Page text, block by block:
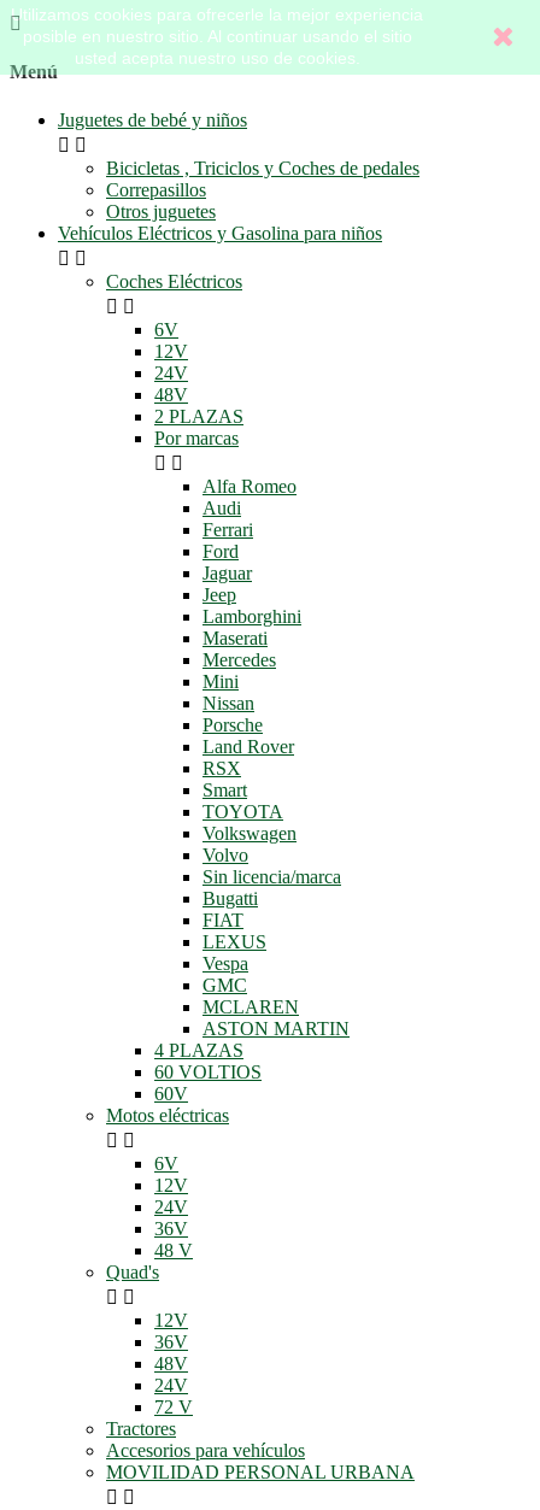
Utilizamos cookies para ofrecerle la mejor experiencia
posible en nuestro sitio. Al continuar usando el sitio
usted acepta nuestro uso de cookies.

Menú
Juguetes de bebé y niños
 
Bicicletas , Triciclos y Coches de pedales
Correpasillos
Otros juguetes
Vehículos Eléctricos y Gasolina para niños
 
Coches Eléctricos
 
6V
12V
24V
48V
2 PLAZAS
Por marcas
 
Alfa Romeo
Audi
Ferrari
Ford
Jaguar
Jeep
Lamborghini
Maserati
Mercedes
Mini
Nissan
Porsche
Land Rover
RSX
Smart
TOYOTA
Volkswagen
Volvo
Sin licencia/marca
Bugatti
FIAT
LEXUS
Vespa
GMC
MCLAREN
ASTON MARTIN
4 PLAZAS
60 VOLTIOS
60V
Motos eléctricas
 
6V
12V
24V
36V
48 V
Quad's
 
12V
36V
48V
24V
72 V
Tractores
Accesorios para vehículos
MOVILIDAD PERSONAL URBANA
 